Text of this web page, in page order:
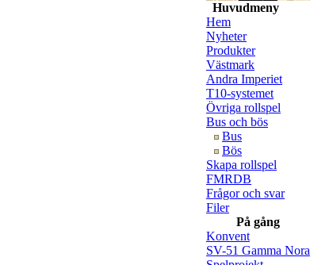
Huvudmeny
Hem
Nyheter
Produkter
Västmark
Andra Imperiet
T10-systemet
Övriga rollspel
Bus och bös
Bus
Bös
Skapa rollspel
FMRDB
Frågor och svar
Filer
På gång
Konvent
SV-51 Gamma Nora